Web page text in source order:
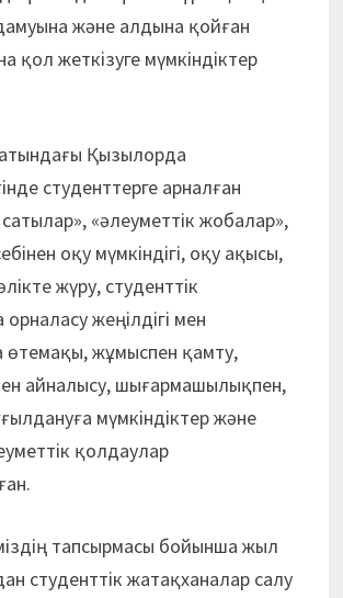
және алдына қойған
қол жеткізуге мүмкіндіктер
Қызылорда
студенттерге арналған
«әлеуметтік жобалар»,
оқу мүмкіндігі, оқу ақысы,
жүру, студенттік
жеңілдігі мен
өтемақы, жұмыспен қамту,
айналысу, шығармашылықпен,
мүмкіндіктер және
қолдаулар
тапсырмасы бойынша жыл
студенттік жатақханалар салу